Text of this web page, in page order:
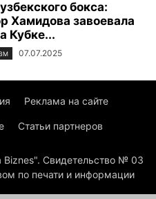
бокса:
Хамидова завоевала
Кубке...
07.07.2025
Реклама на сайте
Статьи партнеров
Свидетельство № 03
по печати и информации